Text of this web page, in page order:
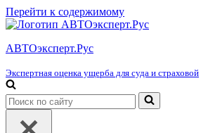
Перейти к содержимому
АВТОэксперт.Рус
Экспертная оценка ущерба для суда и страховой
Искать...